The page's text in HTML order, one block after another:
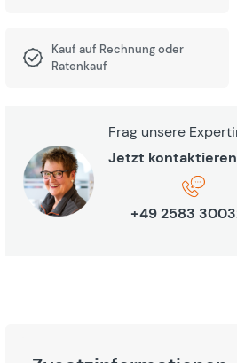
Kauf auf Rechnung oder
Ratenkauf
Frag unsere
Jetzt kontaktieren
+49 2583